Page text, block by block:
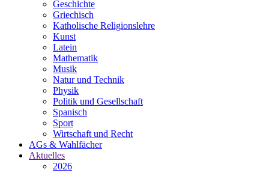
Geschichte
Griechisch
Katholische Religionslehre
Kunst
Latein
Mathematik
Musik
Natur und Technik
Physik
Politik und Gesellschaft
Spanisch
Sport
Wirtschaft und Recht
AGs & Wahlfächer
Aktuelles
2026